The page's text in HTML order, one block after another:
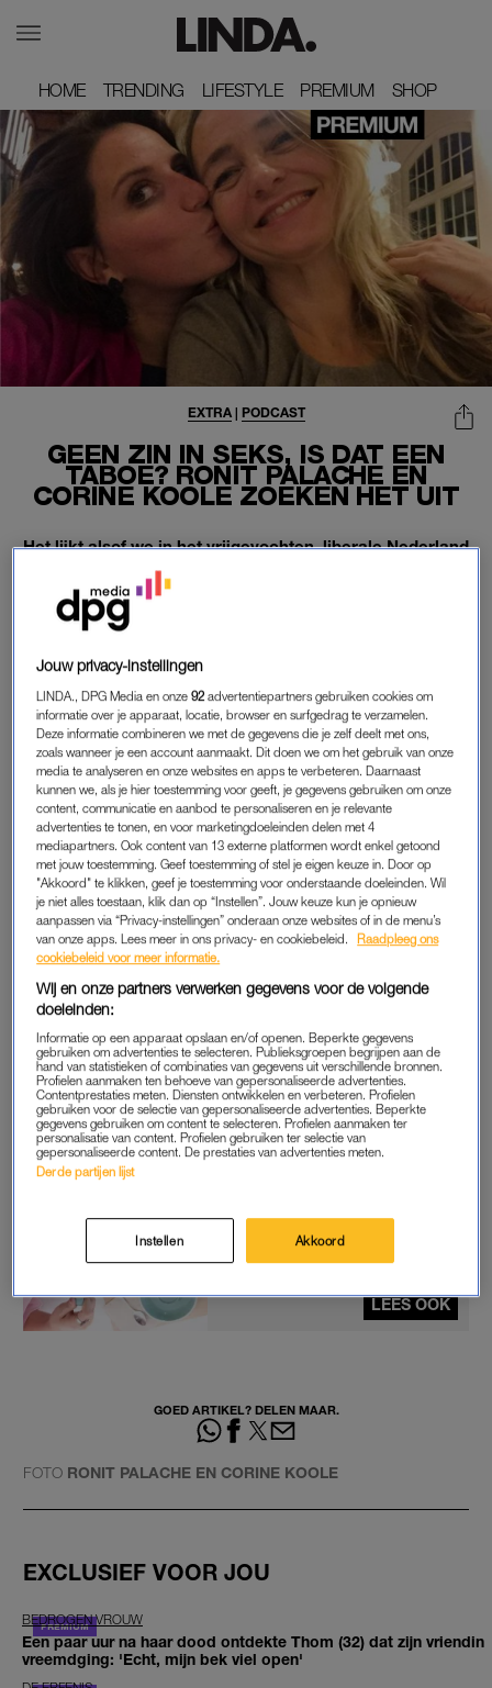
HOME
HOME TRENDING
TRENDING LIFESTYLE
LIFESTYLE PREMIUM
PREMIUM SHOP
SHOP
GEEN ZIN IN SEKS, IS DAT EEN
TABOE? RONIT PALACHE EN
CORINE KOOLE ZOEKEN HET UIT
EXTRA| PODCAST
Het lijkt alsof we in het vrijgevochten, liberale Nederland
over alles kunnen praten. Maar is dat wel zo? Ronit
Palache en Corine Koole onderzoeken samen de taboes
in onze samenleving.
Ze vragen zich af of elk van die taboes wel een functie heeft of
dat ze beter kunnen verdwijnen.
TABOE
In deze aflevering bespreken we het taboe op geen zin
hebben in seks. Want waarom is het eigenlijk de norm om
altijd maar seks te moeten willen hebben? Het komt toch ook
best vaak voor dat je geen zin hebt?
LEES OOK
GOED ARTIKEL? DELEN MAAR.
FOTO RONIT PALACHE EN CORINE KOOLE
EXCLUSIEF VOOR JOU
BEDROGEN VROUW
Een paar uur na haar dood ontdekte Thom (32) dat zijn vriendin
vreemdging: 'Echt, mijn bek viel open'
Jouw privacy-instellingen
LINDA., DPG Media en onze92 advertentiepartners gebruiken cookies om
informatie over je apparaat, locatie, browser en surfgedrag te verzamelen.
Deze informatie combineren we met de gegevens die je zelf deelt met ons,
zoals wanneer je een account aanmaakt. Dit doen we om het gebruik van onze
media te analyseren en onze websites en apps te verbeteren. Daarnaast
kunnen we, als je hier toestemming voor geeft, je gegevens gebruiken om onze
content, communicatie en aanbod te personaliseren en je relevante
advertenties te tonen, en voor marketingdoeleinden delen met 4
mediapartners. Ook content van 13 externe platformen wordt enkel getoond
met jouw toestemming. Geef toestemming of stel je eigen keuze in. Door op
"Akkoord" te klikken, geef je toestemming voor onderstaande doeleinden. Wil
je niet alles toestaan, klik dan op “Instellen”. Jouw keuze kun je opnieuw
aanpassen via “Privacy-instellingen” onderaan onze websites of in de menu’s
van onze apps. Lees meer in ons privacy- en cookiebeleid.
Raadpleeg ons
cookiebeleid voor meer informatie.
Wij en onze partners verwerken gegevens voor de volgende
doeleinden:
Informatie op een apparaat opslaan en/of openen. Beperkte gegevens
gebruiken om advertenties te selecteren. Publieksgroepen begrijpen aan de
hand van statistieken of combinaties van gegevens uit verschillende bronnen.
Profielen aanmaken ten behoeve van gepersonaliseerde advertenties.
Contentprestaties meten. Diensten ontwikkelen en verbeteren. Profielen
gebruiken voor de selectie van gepersonaliseerde advertenties. Beperkte
gegevens gebruiken om content te selecteren. Profielen aanmaken ter
personalisatie van content. Profielen gebruiken ter selectie van
gepersonaliseerde content. De prestaties van advertenties meten.
Derde partijen lijst
Instellen Akkoord